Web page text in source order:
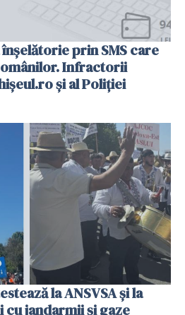
prin SMS care
Infractorii
și al Poliției
la ANSVSA și la
jandarmii și gaze